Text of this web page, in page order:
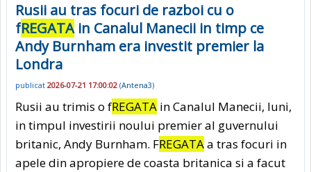
Rusii au tras focuri de razboi cu o
fREGATAin Canalul Manecii in timp ce
Andy Burnham era investit premier la
Londra
publicat 2026-07-21 17:00:02 (Antena3)
Rusii au trimis o fREGATA in Canalul Manecii, luni,
in timpul investirii noului premier al guvernului
britanic, Andy Burnham. FREGATAa tras focuri in
apele din apropiere de coasta britanica si a facut